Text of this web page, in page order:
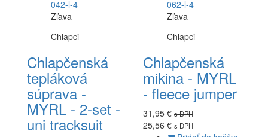
Zľava
Chlapci
Chlapčenská
tepláková
súprava -
MYRL - 2-set -
uni tracksuit
Zľava
Chlapci
Chlapčenská
mikina - MYRL
- fleece jumper
31,95 €s DPH
25,56 € s DPH